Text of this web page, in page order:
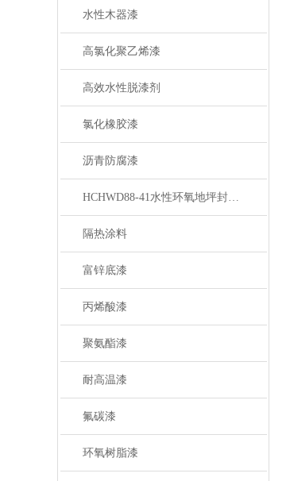
水性木器漆
高氯化聚乙烯漆
高效水性脱漆剂
氯化橡胶漆
沥青防腐漆
HCHWD88-41水性环氧地坪封闭底漆
隔热涂料
富锌底漆
丙烯酸漆
聚氨酯漆
耐高温漆
氟碳漆
环氧树脂漆